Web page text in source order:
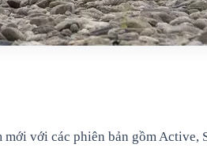
với các phiên bản gồm